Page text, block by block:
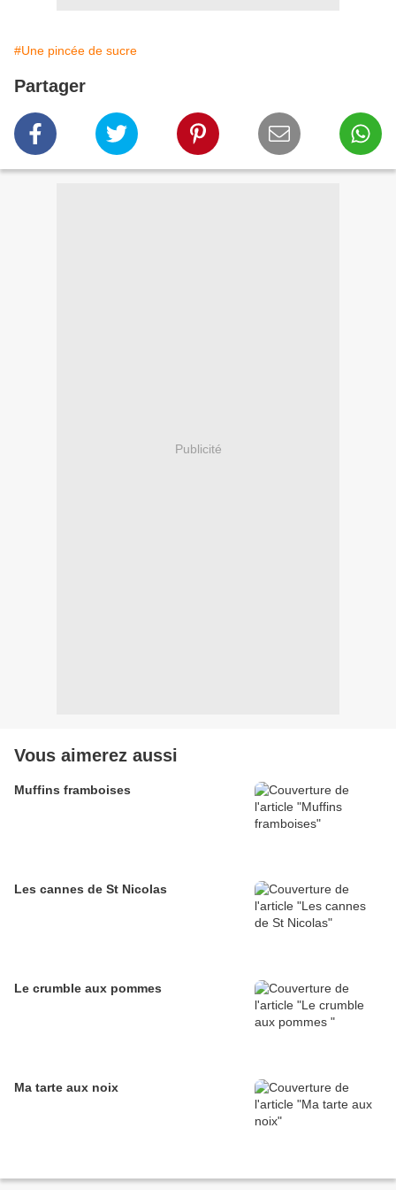
#Une pincée de sucre
Partager
Publicité
Vous aimerez aussi
Muffins framboises
Les cannes de St Nicolas
Le crumble aux pommes
Ma tarte aux noix